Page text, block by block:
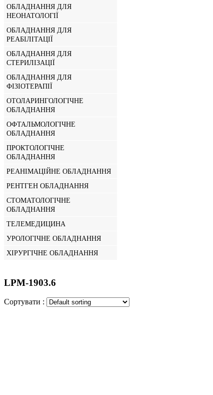
ОБЛАДНАННЯ ДЛЯ
НЕОНАТОЛОГІЇ
ОБЛАДНАННЯ ДЛЯ
РЕАБІЛІТАЦІЇ
ОБЛАДНАННЯ ДЛЯ
СТЕРИЛІЗАЦІЇ
ОБЛАДНАННЯ ДЛЯ
ФІЗІОТЕРАПІЇ
ОТОЛАРИНГОЛОГІЧНЕ
ОБЛАДНАННЯ
ОФТАЛЬМОЛОГІЧНЕ
ОБЛАДНАННЯ
ПРОКТОЛОГІЧНЕ
ОБЛАДНАННЯ
РЕАНІМАЦІЙНЕ ОБЛАДНАННЯ
РЕНТГЕН ОБЛАДНАННЯ
СТОМАТОЛОГІЧНЕ
ОБЛАДНАННЯ
ТЕЛЕМЕДИЦИНА
УРОЛОГІЧНЕ ОБЛАДНАННЯ
ХІРУРГІЧНЕ ОБЛАДНАННЯ
LPM-1903.6
Сортувати :